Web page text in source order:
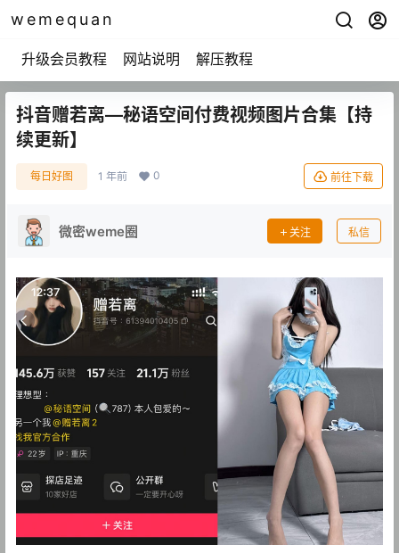
wemequan
升级会员教程 网站说明 解压教程
抖音赠若离—秘语空间付费视频图片合集【持
续更新】
每日好图 1 年前 0 前往下载
微密weme圈 关注 私信